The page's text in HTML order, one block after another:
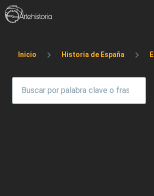
Pasar al contenido principal
Sobrescribir enlaces
Inicio Historia de España